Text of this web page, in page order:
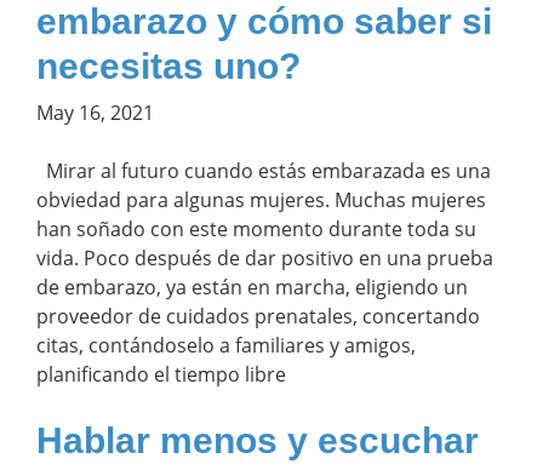
embarazo y cómo saber si
necesitas uno?
May 16, 2021
Mirar al futuro cuando estás embarazada es una
obviedad para algunas mujeres. Muchas mujeres
han soñado con este momento durante toda su
vida. Poco después de dar positivo en una prueba
de embarazo, ya están en marcha, eligiendo un
proveedor de cuidados prenatales, concertando
citas, contándoselo a familiares y amigos,
planificando el tiempo libre
Hablar menos y escuchar